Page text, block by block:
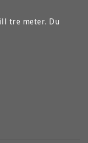
tre meter. Du